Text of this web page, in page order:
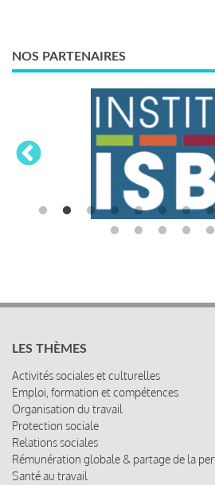
NOS PARTENAIRES
LES THÈMES
Activités sociales et culturelles
Emploi, formation et compétences
Organisation du travail
Protection sociale
Relations sociales
Rémunération globale & partage de la
Santé au travail